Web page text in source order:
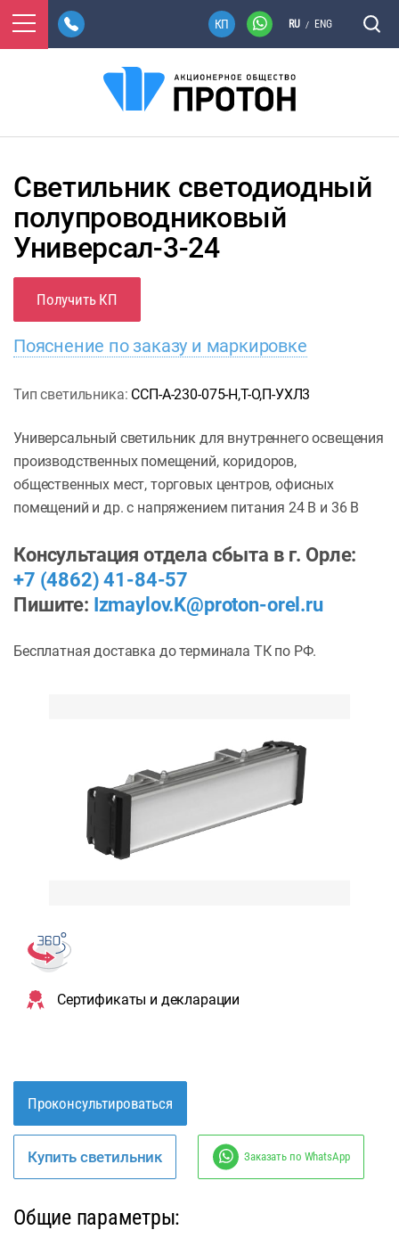
RU / ENG
Светильник светодиодный
полупроводниковый
Универсал-3-24
Получить КП
Пояснение по заказу и маркировке
Тип светильника: ССП-А-230-075-Н,Т-О,П-УХЛ3
Универсальный светильник для внутреннего освещения
производственных помещений, коридоров,
общественных мест, торговых центров, офисных
помещений и др. с напряжением питания 24 В и 36 В
Консультация отдела сбыта в г. Орле:
+7 (4862) 41-84-57
Пишите: Izmaylov.K@proton-orel.ru
Бесплатная доставка до терминала ТК по РФ.
Сертификаты и декларации
Проконсультироваться
Купить светильник Заказать по WhatsApp
Общие параметры: